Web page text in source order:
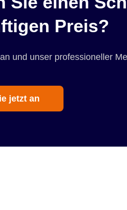
Preis?
und unser professioneller
jetzt an